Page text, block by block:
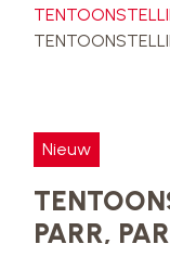
Nieuw
PARR,